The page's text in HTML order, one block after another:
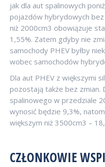
jak dla aut spalinowych
pojazdów hybrydowych
niż 2000cm3 obowiązuje
1,55%. Zatem gdyby nie
samochody PHEV byłby
wobec samochodów
Dla aut PHEV z większymi
pozostają także bez zmian.
spalinowego w przedziale
wynosić będzie 9,3%,
większym niż 3500cm3 –
CZŁONKOWIE